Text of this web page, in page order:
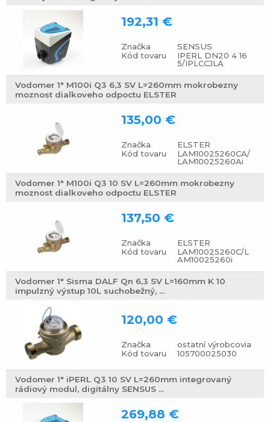
Značka
SENSUS
Kód tovaru
IPERL DN20 4 16
5/IPLCCJLA
192,31 €
Vodomer 1" M100i Q3 6,3 SV L=260mm mokrobezny
moznost dialkoveho odpoctu ELSTER
Značka
ELSTER
Kód tovaru
LAM10025260CA/
LAM10025260Ai
135,00 €
Vodomer 1" M100i Q3 10 SV L=260mm mokrobezny
moznost dialkoveho odpoctu ELSTER
Značka
ELSTER
Kód tovaru
LAM10025260C/L
AM10025260i
137,50 €
Vodomer 1" Sisma DALF Qn 6,3 SV L=160mm K 10
impulzný výstup 10L suchobežný, ...
Značka
ostatní výrobcovia
Kód tovaru
105700025030
120,00 €
Vodomer 1" iPERL Q3 10 SV L=260mm integrovaný
rádiový modul, digitálny SENSUS ...
269,88 €